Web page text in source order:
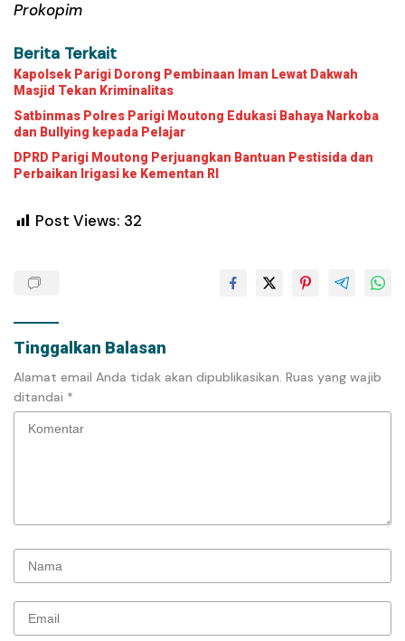
Prokopim
Berita Terkait
Kapolsek Parigi Dorong Pembinaan Iman Lewat Dakwah
Masjid Tekan Kriminalitas
Satbinmas Polres Parigi Moutong Edukasi Bahaya Narkoba
dan Bullying kepada Pelajar
DPRD Parigi Moutong Perjuangkan Bantuan Pestisida dan
Perbaikan Irigasi ke Kementan RI
Post Views: 32
Tinggalkan Balasan
Alamat email Anda tidak akan dipublikasikan. Ruas yang wajib
ditandai *